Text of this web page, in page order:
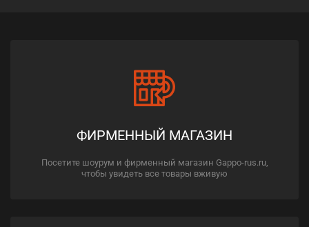
ФИРМЕННЫЙ МАГАЗИН
Посетите шоурум и фирменный магазин Gappo-rus.ru,
чтобы увидеть все товары вживую